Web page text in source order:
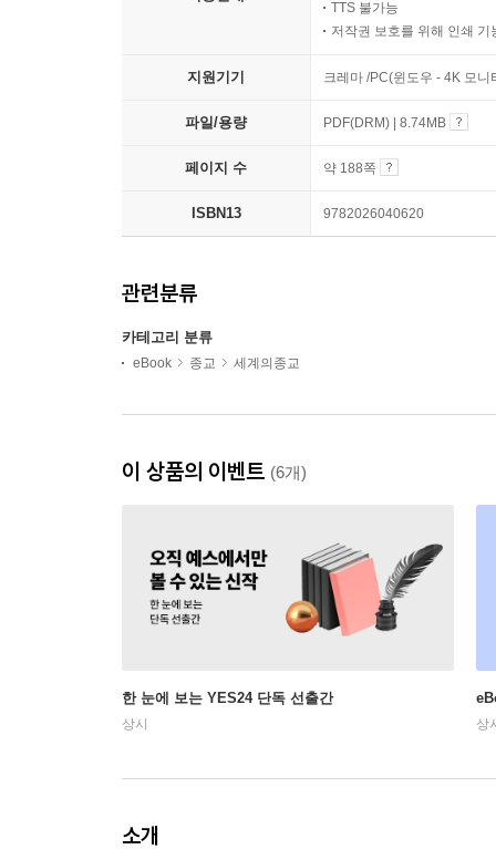
TTS 불가능
저작권 보호를 위해 인쇄 기
지원기기 크레마 /PC(윈도우 - 4K 모
파일/용량 PDF(DRM) | 8.74MB
페이지 수 약 188쪽
ISBN13 9782026040620
관련분류
카테고리 분류
eBook 종교 세계의종교
이 상품의 이벤트 (6개)
한 눈에 보는 YES24 단독 선출간
상시 상
소개